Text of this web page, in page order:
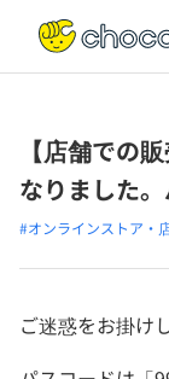
【店舗での
なりました。
#オンラインストア・
ご迷惑をお掛け